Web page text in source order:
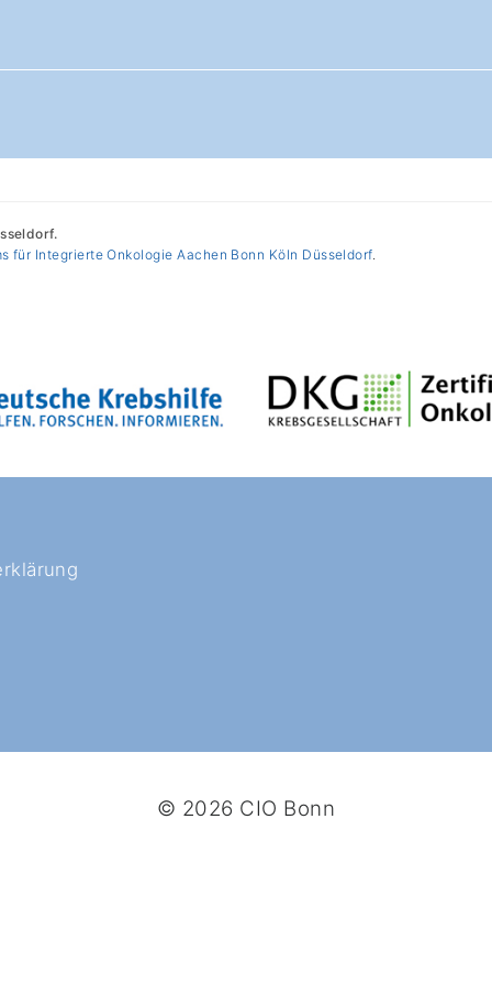
Karzinom (HCC))
für Integrierte Onkologie Aachen Bonn Köln Düsseldorf.
© 2026 CIO Bonn